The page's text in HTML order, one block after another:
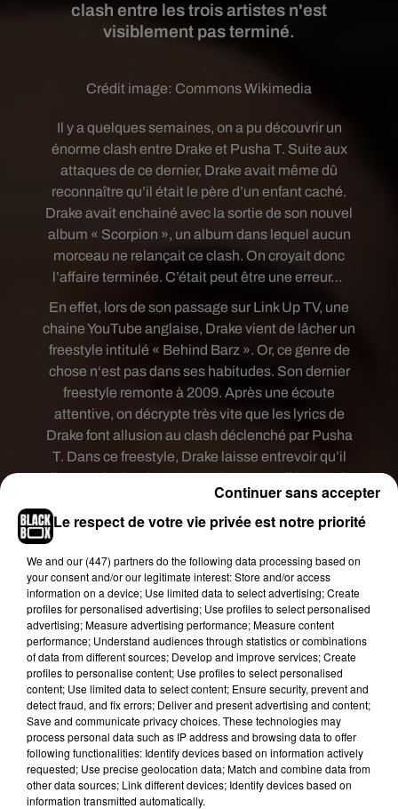
clash entre les trois artistes n'est
visiblement pas terminé.
Crédit image: Commons Wikimedia
Il y a quelques semaines, on a pu découvrir un
énorme clash entre Drake et Pusha T. Suite aux
attaques de ce dernier, Drake avait même dû
reconnaître qu’il était le père d’un enfant caché.
Drake avait enchainé avec la sortie de son nouvel
album « Scorpion », un album dans lequel aucun
morceau ne relançait ce clash. On croyait donc
l’affaire terminée. C’était peut être une erreur…
En effet, lors de son passage sur Link Up TV, une
chaine YouTube anglaise, Drake vient de lâcher un
freestyle intitulé « Behind Barz ». Or, ce genre de
chose n‘est pas dans ses habitudes. Son dernier
freestyle remonte à 2009. Après une écoute
attentive, on décrypte très vite que les lyrics de
Drake font allusion au clash déclenché par Pusha
T. Dans ce freestyle, Drake laisse entrevoir qu’il
dispose de dossiers sur Pusha T et qu’il les garde
pour lui, pour le moment.
MaisDrake va aussi plus loin. Sans le nommer
du doigt. Drake s’en prend notamment au fait que
certains passent plus de temps à faire du
business en vendant des chaussures et des
vêtements qu’à se consacrer à la musique. On
pensait le clash terminé, mais tel un volcan en
sommeil, nous ne sommes pas à l’abri d’une
éruption qui pourrait survenir à tout moment.
Pusha T et Kanye West sont prévenus.
Le respect de votre vie privée est notre priorité
We and our (447) partnersdo the following data processing based on
your consent and/or our legitimate interest: Store and/or access
information on a device; Use limited data to select advertising; Create
profiles for personalised advertising; Use profiles to select personalised
advertising; Measure advertising performance; Measure content
performance; Understand audiences through statistics or combinations
of data from different sources; Develop and improve services; Create
profiles to personalise content; Use profiles to select personalised
content; Use limited data to select content; Ensure security, prevent and
detect fraud, and fix errors; Deliver and present advertising and content;
Save and communicate privacy choices. These technologies may
process personal data such as IP address and browsing data to offer
following functionalities: Identify devices based on information actively
requested; Use precise geolocation data; Match and combine data from
other data sources; Link different devices; Identify devices based on
information transmitted automatically.
Continuer sans accepter